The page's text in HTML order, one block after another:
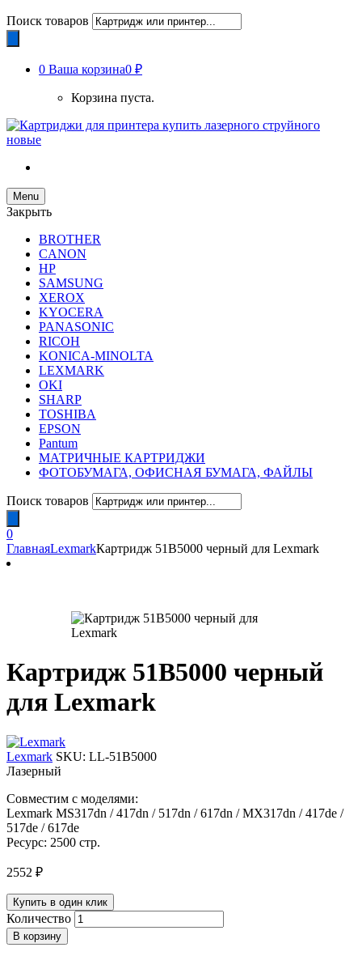
Поиск товаров
0 Ваша корзина0 ₽
Корзина пуста.
Menu
Закрыть
BROTHER
CANON
HP
SAMSUNG
XEROX
KYOCERA
PANASONIC
RICOH
KONICA-MINOLTA
LEXMARK
OKI
SHARP
TOSHIBA
EPSON
Pantum
МАТРИЧНЫЕ КАРТРИДЖИ
ФОТОБУМАГА, ОФИСНАЯ БУМАГА, ФАЙЛЫ
Поиск товаров
0
ГлавнаяLexmarkКартридж 51B5000 черный для Lexmark
Картридж 51B5000 черный
для Lexmark
Lexmark SKU: LL-51B5000
Лазерный
Совместим с моделями:
Lexmark MS317dn / 417dn / 517dn / 617dn / MX317dn / 417de /
517de / 617de
Ресурс: 2500 стр.
2552 ₽
Купить в один клик
Количество
В корзину